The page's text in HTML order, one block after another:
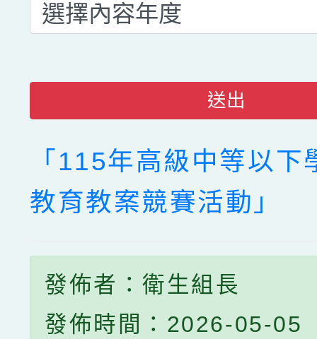
送出
「115年高級中等以下
教育教案競賽活動」
發佈者：衛生組長
發佈時間：2026-05-05